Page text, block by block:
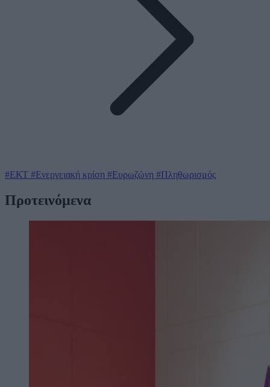
#ΕΚΤ #Ενεργειακή κρίση #Ευρωζώνη #Πληθωρισμός
Προτεινόμενα